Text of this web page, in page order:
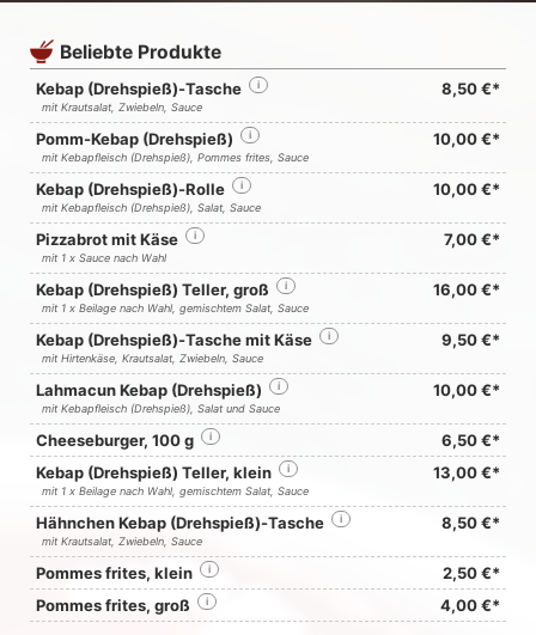
Beliebte Produkte
Kebap (Drehspieß)-Tasche i 8,50 €*
mit Krautsalat, Zwiebeln, Sauce
Pomm-Kebap (Drehspieß) i 10,00 €*
mit Kebapfleisch (Drehspieß), Pommes frites, Sauce
Kebap (Drehspieß)-Rolle i 10,00 €*
mit Kebapfleisch (Drehspieß), Salat, Sauce
Pizzabrot mit Käse i 7,00 €*
mit 1 x Sauce nach Wahl
Kebap (Drehspieß) Teller, groß i 16,00 €*
mit 1 x Beilage nach Wahl, gemischtem Salat, Sauce
Kebap (Drehspieß)-Tasche mit Käse i 9,50 €*
mit Hirtenkäse, Krautsalat, Zwiebeln, Sauce
Lahmacun Kebap (Drehspieß) i 10,00 €*
mit Kebapfleisch (Drehspieß), Salat und Sauce
Cheeseburger, 100 g i
6,50 €*
Kebap (Drehspieß) Teller, klein
i 13,00 €*
mit 1 x Beilage nach Wahl, gemischtem Salat, Sauce
Hähnchen Kebap (Drehspieß)-Tasche i 8,50 €*
mit Krautsalat, Zwiebeln, Sauce
Pommes frites, klein i
2,50 €*
Pommes frites, groß
i 4,00 €*